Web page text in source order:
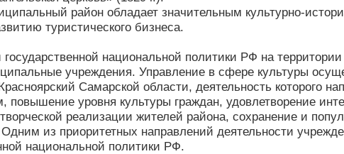
район обладает значительным культурно-
туристического бизнеса.
национальной политики РФ на
учреждения. Управление в сфере культуры
Самарской области, деятельность которого
уровня культуры граждан, удовлетворение
реализации жителей района, сохранение и
из приоритетных направлений деятельности
национальной политики РФ.